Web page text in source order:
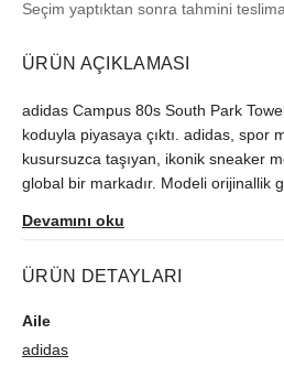
Seçim yaptıktan sonra tahmini
ÜRÜN AÇIKLAMASI
adidas Campus 80s South Park
koduyla piyasaya çıktı. adidas, spor
kusursuzca taşıyan, ikonik sneaker
global bir markadır. Modeli orijinallik
Devamını oku
ÜRÜN DETAYLARI
Aile
adidas